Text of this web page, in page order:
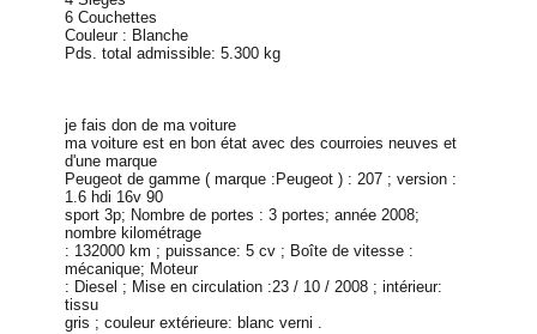
6 Couchettes
Couleur : Blanche
Pds. total admissible: 5.300 kg
je fais don de ma voiture
ma voiture est en bon état avec des courroies neuves et
d'une marque
Peugeot de gamme ( marque :Peugeot ) : 207 ; version :
1.6 hdi 16v 90
sport 3p; Nombre de portes : 3 portes; année 2008;
nombre kilométrage
: 132000 km ; puissance: 5 cv ; Boîte de vitesse :
mécanique; Moteur
: Diesel ; Mise en circulation :23 / 10 / 2008 ; intérieur:
tissu
gris ; couleur extérieure: blanc verni .